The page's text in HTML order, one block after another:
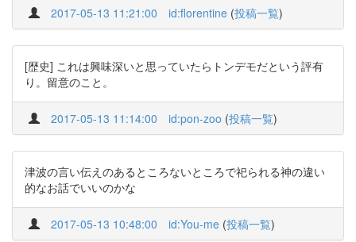
2017-05-13 11:21:00 id:florentine (投稿一覧)
[歴史] これは興味深いと思っていたらトンデモだという評有
り。留意のこと。
2017-05-13 11:14:00 id:pon-zoo (投稿一覧)
津波の言い伝えのあるところないところで祀られる神の違い
的なお話でいいのかな
2017-05-13 10:48:00 id:You-me (投稿一覧)